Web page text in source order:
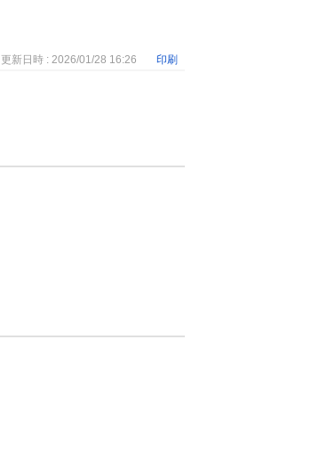
更新日時 : 2026/01/28 16:26 印刷